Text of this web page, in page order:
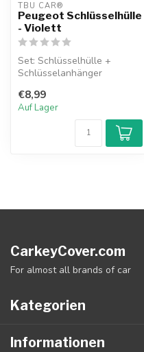
TBU CAR®
Peugeot Schlüsselhülle
- Violett
Set: Schlüsselhülle +
Schlüsselanhänger
€8,99
Auf Lager
CarkeyCover.com
For almost all brands of car
Kategorien
Informationen